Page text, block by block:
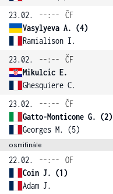
23.02.
--:--
ČF
Vasylyeva A. (4)
Ramialison I.
23.02.
--:--
ČF
Mikulcic E.
Ghesquiere C.
23.02.
--:--
ČF
Gatto-Monticone G. (2)
Georges M. (5)
osmifinále
22.02. --:--
OF
Coin J. (1)
Adam J.